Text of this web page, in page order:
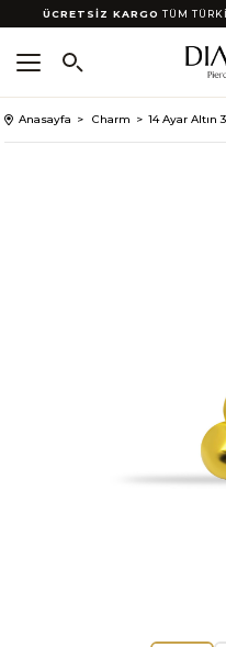
ÜCRETSİZ KARGO TÜM
Anasayfa Charm 14 Ayar Altın